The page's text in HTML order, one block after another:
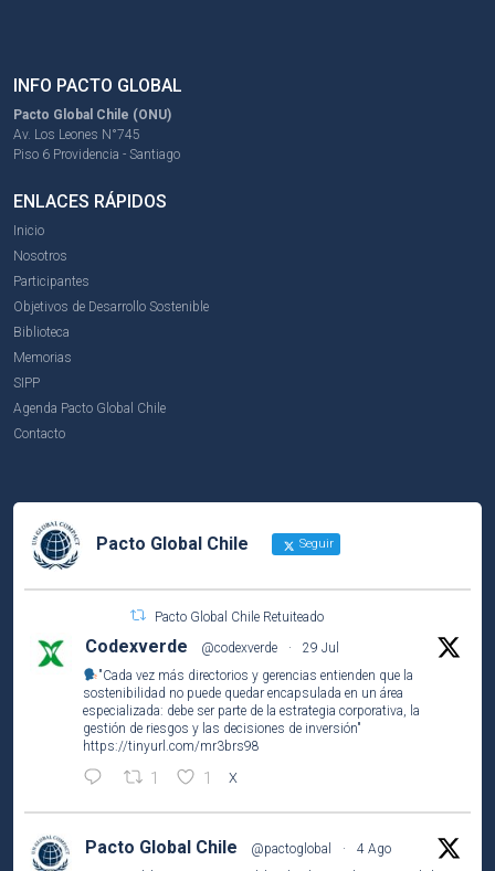
INFO PACTO GLOBAL
Pacto Global Chile (ONU)
Av. Los Leones N°745
Piso 6 Providencia - Santiago
ENLACES RÁPIDOS
Inicio
Nosotros
Participantes
Objetivos de Desarrollo Sostenible
Biblioteca
Memorias
SIPP
Agenda Pacto Global Chile
Contacto
Pacto Global Chile Seguir
Pacto Global Chile Retuiteado
Codexverde @codexverde ·
29 Jul
"Cada vez más directorios y gerencias entienden que la
sostenibilidad no puede quedar encapsulada en un área
especializada: debe ser parte de la estrategia corporativa, la
gestión de riesgos y las decisiones de inversión"
https://tinyurl.com/mr3brs98
1 1 X
Pacto Global Chile @pactoglobal ·
4 Ago